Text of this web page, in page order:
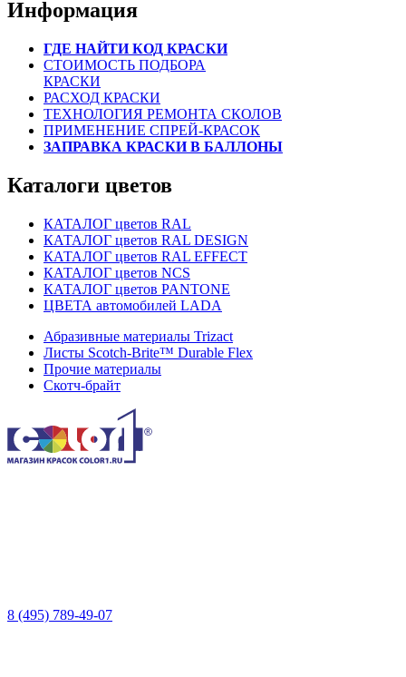
Информация
ГДЕ НАЙТИ КОД КРАСКИ
СТОИМОСТЬ ПОДБОРА
КРАСКИ
РАСХОД КРАСКИ
ТЕХНОЛОГИЯ РЕМОНТА СКОЛОВ
ПРИМЕНЕНИЕ СПРЕЙ-КРАСОК
ЗАПРАВКА КРАСКИ В БАЛЛОНЫ
Каталоги цветов
КАТАЛОГ цветов RAL
КАТАЛОГ цветов RAL DESIGN
КАТАЛОГ цветов RAL EFFECT
КАТАЛОГ цветов NCS
КАТАЛОГ цветов PANTONE
ЦВЕТА автомобилей LADA
Абразивные материалы Trizact
Листы Scotch-Brite™ Durable Flex
Прочие материалы
Скотч-брайт
8 (495) 789-49-07